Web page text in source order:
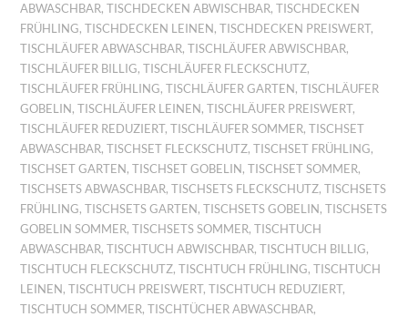
ABWASCHBAR,TISCHDECKEN ABWISCHBAR,TISCHDECKEN
FRÜHLING,TISCHDECKEN LEINEN ,TISCHDECKEN PREISWERT,
TISCHLÄUFER ABWASCHBAR,TISCHLÄUFER ABWISCHBAR,
TISCHLÄUFER BILLIG,TISCHLÄUFER FLECKSCHUTZ,
TISCHLÄUFER FRÜHLING,TISCHLÄUFER GARTEN ,TISCHLÄUFER
GOBELIN ,TISCHLÄUFER LEINEN ,TISCHLÄUFER PREISWERT,
TISCHLÄUFER REDUZIERT,TISCHLÄUFER SOMMER,TISCHSET
ABWASCHBAR,TISCHSET FLECKSCHUTZ,TISCHSET FRÜHLING,
TISCHSET GARTEN ,TISCHSET GOBELIN ,TISCHSET SOMMER,
TISCHSETS ABWASCHBAR,TISCHSETS FLECKSCHUTZ,TISCHSETS
FRÜHLING,TISCHSETS GARTEN ,TISCHSETS GOBELIN ,TISCHSETS
GOBELIN SOMMER,TISCHSETS SOMMER,TISCHTUCH
ABWASCHBAR,TISCHTUCH ABWISCHBAR,TISCHTUCH BILLIG,
TISCHTUCH FLECKSCHUTZ,TISCHTUCH FRÜHLING,TISCHTUCH
LEINEN ,TISCHTUCH PREISWERT,TISCHTUCH REDUZIERT,
TISCHTUCH SOMMER,TISCHTÜCHER ABWASCHBAR,